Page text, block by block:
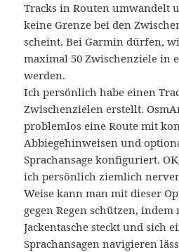
Tracks in Routen umwandelt
keine Grenze bei den
scheint. Bei Garmin dürfen,
maximal 50 Zwischenziele in
werden.
Ich persönlich habe einen
Zwischenzielen erstellt.
problemlos eine Route mit
Abbiegehinweisen und
Sprachansage konfiguriert.
ich persönlich ziemlich
Weise kann man mit dieser
gegen Regen schützen, indem
Jackentasche steckt und sich
Sprachansagen navigieren